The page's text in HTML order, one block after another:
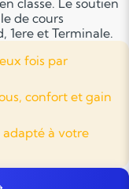
classe. Le soutien
de cours
1ere et Terminale.
fois par
confort et gain
à votre